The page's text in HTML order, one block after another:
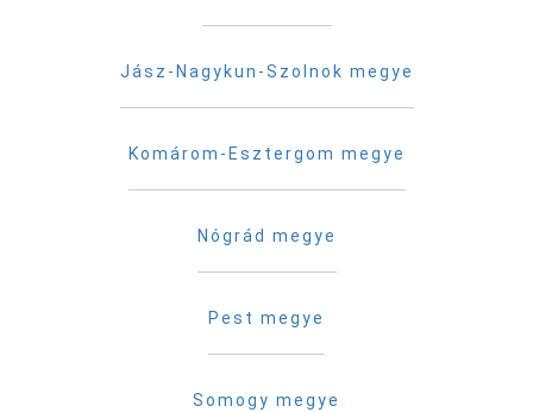
Jász-Nagykun-Szolnok megye
Komárom-Esztergom megye
Nógrád megye
Pest megye
Somogy megye